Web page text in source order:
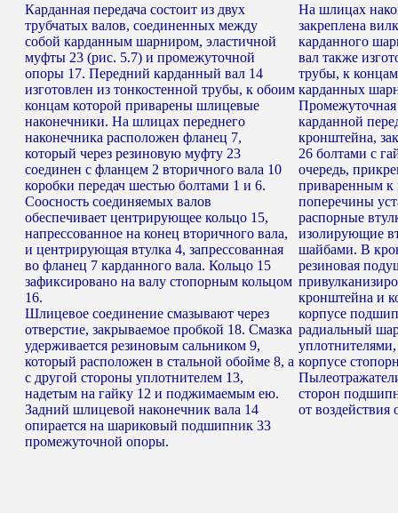
Карданная передача состоит из двух
трубчатых валов, соединенных между
собой карданным шарниром, эластичной
муфты 23 (рис. 5.7) и промежуточной
опоры 17. Передний карданный вал 14
изготовлен из тонкостенной трубы, к обоим
концам которой приварены шлицевые
наконечники. На шлицах переднего
наконечника расположен фланец 7,
который через резиновую муфту 23
соединен с фланцем 2 вторичного вала 10
коробки передач шестью болтами 1 и 6.
Соосность соединяемых валов
обеспечивает центрирующее кольцо 15,
напрессованное на конец вторичного вала,
и центрирующая втулка 4, запрессованная
во фланец 7 карданного вала. Кольцо 15
зафиксировано на валу стопорным кольцом
16.
Шлицевое соединение смазывают через
отверстие, закрываемое пробкой 18. Смазка
удерживается резиновым сальником 9,
который расположен в стальной обойме 8, а
с другой стороны уплотнителем 13,
надетым на гайку 12 и поджимаемым ею.
Задний шлицевой наконечник вала 14
опирается на шариковый подшипник 33
промежуточной опоры.
На шлицах
закреплена
карданного
вал также
трубы, к
карданных
карданной
кронштейна,
26 болтами с
очередь,
приваренным к
поперечины
распорные
изолирующие
шайбами. В
резиновая
кронштейна и
корпусе
радиальный
корпусе
сторон
от